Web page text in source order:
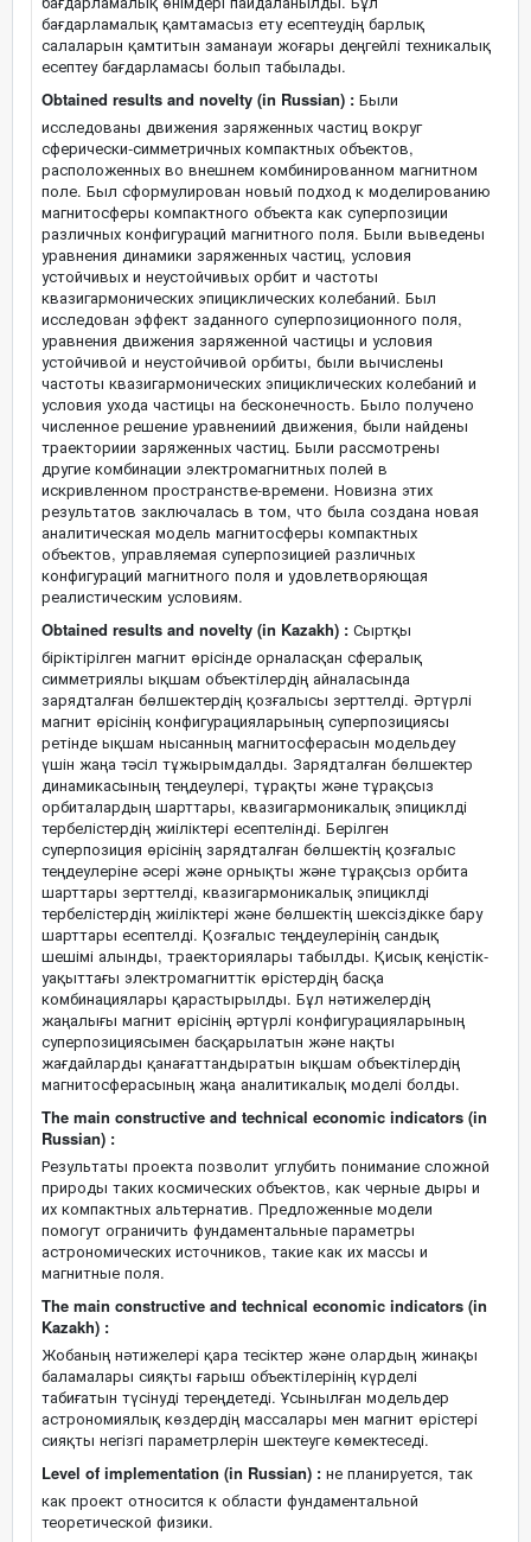
бағдарламалық қамтамасыз ету есептеудің барлық
салаларын қамтитын заманауи жоғары деңгейлі техникалық
есептеу бағдарламасы болып табылады.
Obtained results and novelty (in Russian) : Были
исследованы движения заряженных частиц вокруг
сферически-симметричных компактных объектов,
расположенных во внешнем комбинированном магнитном
поле. Был сформулирован новый подход к моделированию
магнитосферы компактного объекта как суперпозиции
различных конфигураций магнитного поля. Были выведены
уравнения динамики заряженных частиц, условия
устойчивых и неустойчивых орбит и частоты
квазигармонических эпициклических колебаний. Был
исследован эффект заданного суперпозиционного поля,
уравнения движения заряженной частицы и условия
устойчивой и неустойчивой орбиты, были вычислены
частоты квазигармонических эпициклических колебаний и
условия ухода частицы на бесконечность. Было получено
численное решение уравнениий движения, были найдены
траекториии заряженных частиц. Были рассмотрены
другие комбинации электромагнитных полей в
искривленном пространстве-времени. Новизна этих
результатов заключалась в том, что была создана новая
аналитическая модель магнитосферы компактных
объектов, управляемая суперпозицией различных
конфигураций магнитного поля и удовлетворяющая
реалистическим условиям.
Obtained results and novelty (in Kazakh) : Сыртқы
біріктірілген магнит өрісінде орналасқан сфералық
симметриялы ықшам объектілердің айналасында
зарядталған бөлшектердің қозғалысы зерттелді. Әртүрлі
магнит өрісінің конфигурацияларының суперпозициясы
ретінде ықшам нысанның магнитосферасын модельдеу
үшін жаңа тәсіл тұжырымдалды. Зарядталған бөлшектер
динамикасының теңдеулері, тұрақты және тұрақсыз
орбиталардың шарттары, квазигармоникалық эпициклді
тербелістердің жиіліктері есептелінді. Берілген
суперпозиция өрісінің зарядталған бөлшектің қозғалыс
теңдеулеріне әсері және орнықты және тұрақсыз орбита
шарттары зерттелді, квазигармоникалық эпициклді
тербелістердің жиіліктері және бөлшектің шексіздікке бару
шарттары есептелді. Қозғалыс теңдеулерінің сандық
шешімі алынды, траекториялары табылды. Қисық кеңістік-
уақыттағы электромагниттік өрістердің басқа
комбинациялары қарастырылды. Бұл нәтижелердің
жаңалығы магнит өрісінің әртүрлі конфигурацияларының
суперпозициясымен басқарылатын және нақты
жағдайларды қанағаттандыратын ықшам объектілердің
магнитосферасының жаңа аналитикалық моделі болды.
The main constructive and technical economic indicators (in
Russian) :
Результаты проекта позволит углубить понимание сложной
природы таких космических объектов, как черные дыры и
их компактных альтернатив. Предложенные модели
помогут ограничить фундаментальные параметры
астрономических источников, такие как их массы и
магнитные поля.
The main constructive and technical economic indicators (in
Kazakh) :
Жобаның нәтижелері қара тесіктер және олардың жинақы
баламалары сияқты ғарыш объектілерінің күрделі
табиғатын түсінуді тереңдетеді. Ұсынылған модельдер
астрономиялық көздердің массалары мен магнит өрістері
сияқты негізгі параметрлерін шектеуге көмектеседі.
Level of implementation (in Russian) : не планируется, так
как проект относится к области фундаментальной
теоретической физики.